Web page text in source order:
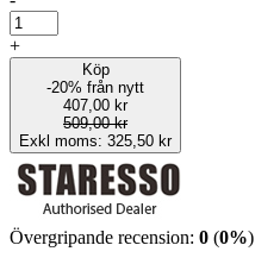
+
Köp
-20% från nytt
407,00 kr
509,00 kr
Exkl moms: 325,50 kr
Övergripande recension: 0 (0%)